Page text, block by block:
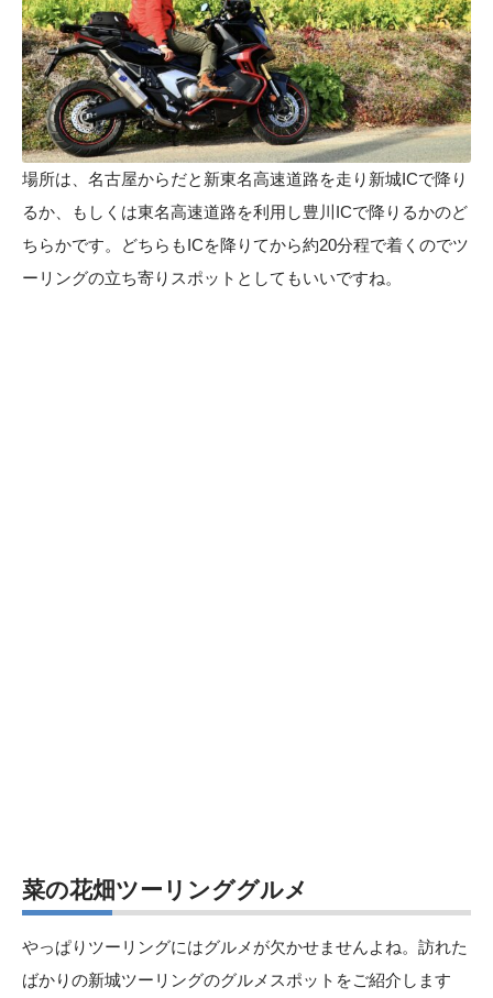
場所は、名古屋からだと新東名高速道路を走り新城ICで降り
るか、もしくは東名高速道路を利用し豊川ICで降りるかのど
ちらかです。どちらもICを降りてから約20分程で着くのでツ
ーリングの立ち寄りスポットとしてもいいですね。
菜の花畑ツーリンググルメ
やっぱりツーリングにはグルメが欠かせませんよね。訪れた
ばかりの新城ツーリングのグルメスポットをご紹介します